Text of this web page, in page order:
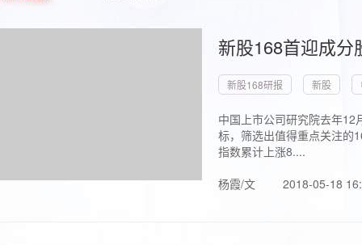
新股168首迎成
新股168研报 新股
中国上市公司研究院去年
标，筛选出值得重点关注的
指数累计上涨8....
杨霞/文
2018-05-18